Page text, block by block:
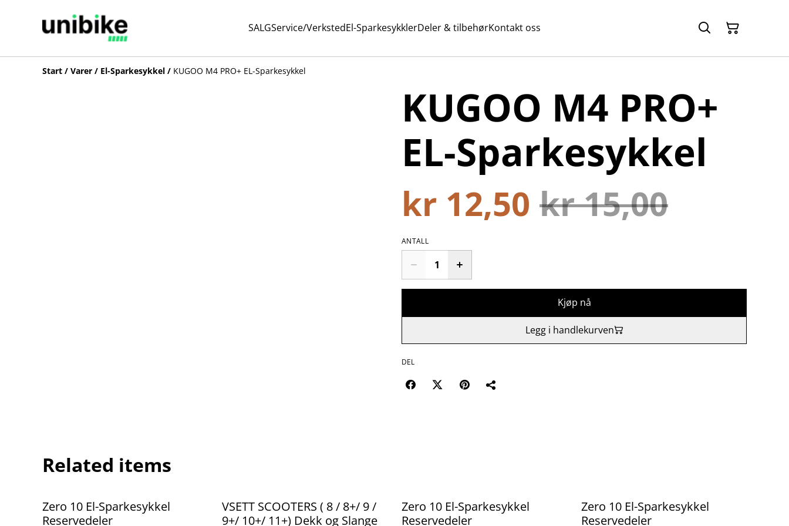
SALGService/VerkstedEl-SparkesykklerDeler & tilbehørKontakt oss
Start / Varer / El-Sparkesykkel / KUGOO M4 PRO+ EL-Sparkesykkel
KUGOO M4 PRO+
EL-Sparkesykkel
kr 12,50 kr 15,00
ANTALL
Kjøp nå
Legg i handlekurven
DEL
Related items
%
Zero 10 El-Sparkesykkel
Reservedeler
%
VSETT SCOOTERS ( 8 / 8+/ 9 /
9+/ 10+/ 11+) Dekk og Slange
%
Zero 10 El-Sparkesykkel
Reservedeler
%
Zero 10 El-Sparkesykkel
Reservedeler